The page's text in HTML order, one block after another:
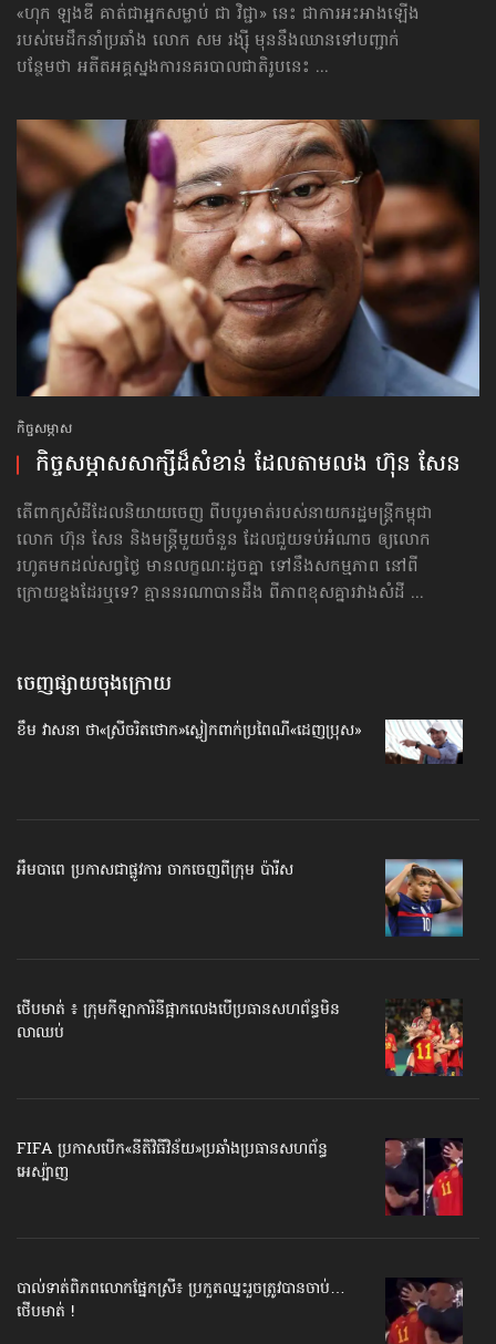
«ហុក ឡងឌី គាត់ជាអ្នកសម្លាប់ ជា វិជ្ជា» នេះ ជាការអះអាងឡើង
របស់មេដឹកនាំប្រឆាំង លោក សម រង្ស៊ី មុននឹងឈានទៅបញ្ជាក់
បន្ថែមថា អតីតអគ្គស្នងការនគរបាលជាតិរូបនេះ ...
កិច្ចសម្ភាស
កិច្ចសម្ភាស​សាក្សី​ដ៏​សំខាន់ ដែល​តាម​លង ហ៊ុន សែន
តើពាក្យសំដី​ដែលនិយាយចេញ ពីបបូរមាត់របស់នាយករដ្ឋមន្ត្រីកម្ពុជា
លោក ហ៊ុន សែន និងមន្ត្រី​មួយ​ចំនួន ដែល​ជួយ​ទប់​អំណាច ឲ្យលោក
រហូតមកដល់សព្វថ្ងៃ មានលក្ខណៈដូចគ្នា ទៅនឹងសកម្មភាព នៅពី​
ក្រោយ​ខ្នង​ដែរ​ឬទេ? គ្មាន​នរណា​បានដឹង ពីភាពខុសគ្នា​រវាងសំដី ...
ចេញផ្សាយចុងក្រោយ
ខឹម វាសនា ថា«ស្រីចរិតថោក»​ស្លៀកពាក់ប្រពៃណី​«ដេញប្រុស»
អឹមបាពេ ប្រកាសជាផ្លូវការ ចាកចេញពីក្រុម ប៉ារីស
ថើបមាត់ ៖ ក្រុមកីឡាការិនី​ផ្អាកលេង​​បើប្រធានសហព័ន្ធ​មិន
លាឈប់
FIFA ប្រកាសបើក​«នីតិវិធីវិន័យ»​ប្រឆាំងប្រធានសហព័ន្ធ​
អេស្ប៉ាញ
បាល់ទាត់​ពិភពលោក​ផ្នែកស្រី៖ ប្រកួតឈ្នះរួច​ត្រូវបានចាប់…
ថើបមាត់ !